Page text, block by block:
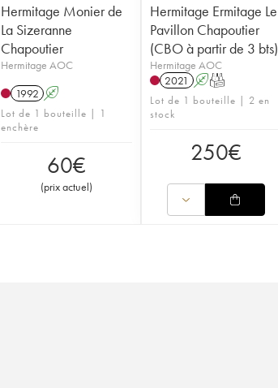
Hermitage Monier de
La Sizeranne
Chapoutier
Hermitage AOC
1992 A
Lot de 1 bouteille | 1
enchère
60€
(prix actuel)
Hermitage Ermitage Le
Pavillon Chapoutier
(CBO à partir de 3 bts)
Hermitage AOC
2021
AT
Lot de 1 bouteille | 2 en
stock
250€